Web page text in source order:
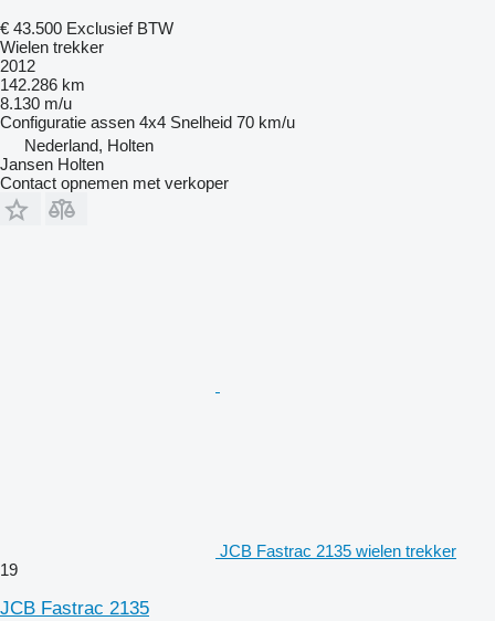
€ 43.500 Exclusief BTW
Wielen trekker
2012
142.286 km
8.130 m/u
Configuratie assen 4x4 Snelheid 70 km/u
Nederland, Holten
Jansen Holten
Contact opnemen met verkoper
JCB Fastrac 2135 wielen trekker
19
JCB Fastrac 2135